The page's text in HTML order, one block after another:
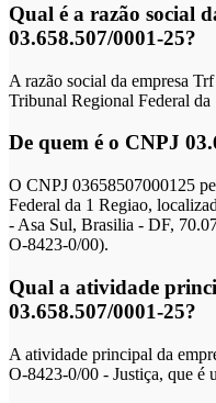
Qual é a razão social
03.658.507/0001-25?
A razão social da empresa
Tribunal Regional Federal da
De quem é o CNPJ
O CNPJ 03658507000125
Federal da 1 Regiao,
- Asa Sul, Brasilia - DF,
O-8423-0/00).
Qual a atividade
03.658.507/0001-25?
A atividade principal da
O-8423-0/00 - Justiça, que é